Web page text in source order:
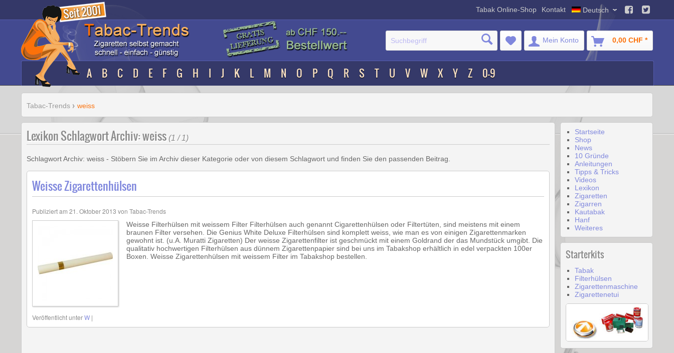
Deutsch
Kontakt
Tabak Online-Shop
Mein Konto 0,00 CHF *
A B C D E F G H I J K L M N O P Q R S T U V W X Y Z 0-9
Tabac-Trends weiss
Lexikon Schlagwort Archiv: weiss (1 / 1)
Schlagwort Archiv: weiss - Stöbern Sie im Archiv dieser Kategorie oder von diesem Schlagwort und finden Sie den passenden Beitrag.
Weisse Zigarettenhülsen
Publiziert am 21. Oktober 2013 von Tabac-Trends
Weisse Filterhülsen mit weissem Filter Filterhülsen auch genannt Cigarettenhülsen oder Filtertüten, sind meistens mit einem
braunen Filter versehen. Die Genius White Deluxe Filterhülsen sind komplett weiss, wie man es von einigen Zigarettenmarken
gewohnt ist. (u.A. Muratti Zigaretten) Der weisse Zigarettenfilter ist geschmückt mit einem Goldrand der das Mundstück umgibt. Die
qualitativ hochwertigen Filterhülsen aus dünnem Zigarettenpapier sind bei uns im Tabakshop erhältlich in edel verpackten 100er
Boxen. Weisse Zigarettenhülsen mit weissem Filter im Tabakshop bestellen.
Veröffentlicht unterW |
Startseite
Shop
News
10 Gründe
Anleitungen
Tipps & Tricks
Videos
Lexikon
Zigaretten
Zigarren
Kautabak
Hanf
Weiteres
Starterkits
Tabak
Filterhülsen
Zigarettenmaschine
Zigarettenetui